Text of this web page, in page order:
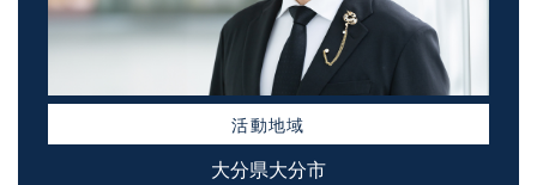
活動地域
大分県大分市